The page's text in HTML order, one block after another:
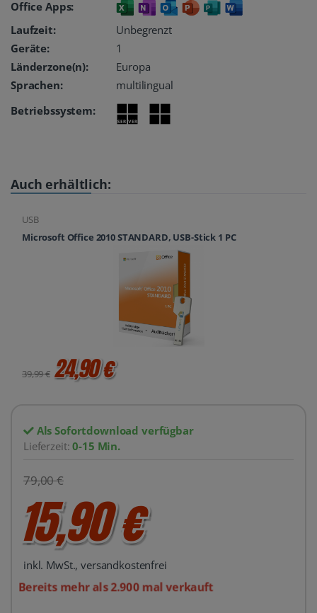
Office Apps:
Laufzeit:
Unbegrenzt
Geräte:
1
Länderzone(n):
Europa
Sprachen:
multilingual
Betriebssystem:
Auch erhältlich:
USB
Microsoft Office 2010 STANDARD, USB-Stick 1 PC
39,99 € 24,90 €
Als Sofortdownload verfügbar
Lieferzeit:0-15 Min.
79,00 €
15,90 €
inkl. MwSt., versandkostenfrei
Bereits mehr als 2.900 mal verkauft